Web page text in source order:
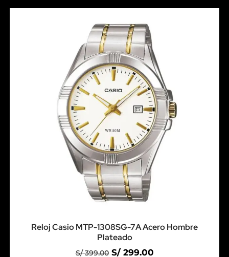
Reloj Casio MTP-1308SG-7A Acero Hombre
Plateado
S/399.00 S/299.00